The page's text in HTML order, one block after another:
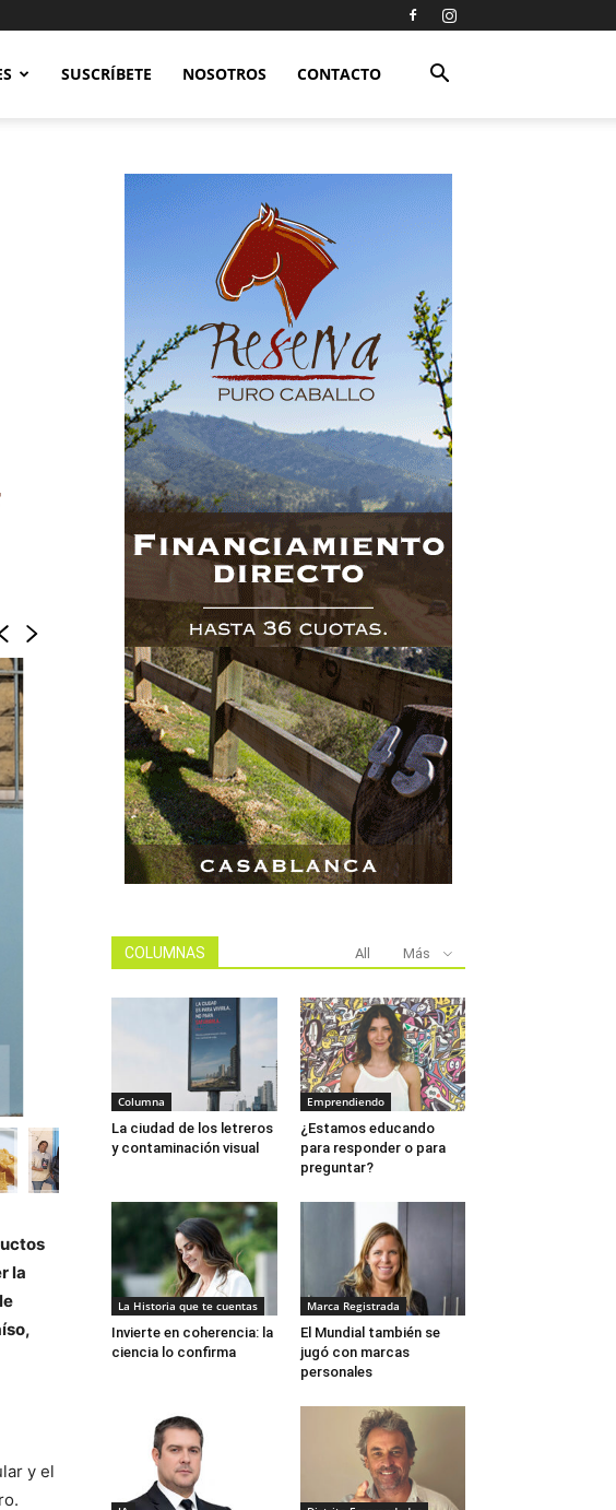
SUSCRÍBETE NOSOTROS CONTACTO
la
y el
COLUMNAS All Más
Columna
La ciudad de los letreros
y contaminación visual
Emprendiendo
¿Estamos educando
para responder o para
preguntar?
La Historia que te cuentas
Invierte en coherencia: la
ciencia lo confirma
Marca Registrada
El Mundial también se
jugó con marcas
personales